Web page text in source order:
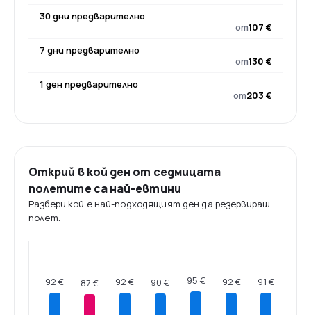
30 дни предварително
от107 €
7 дни предварително
от130 €
1 ден предварително
от203 €
Открий в кой ден от седмицата
полетите са най-евтини
Разбери кой е най-подходящият ден да резервираш
полет.
92 € 87 € 92 € 90 € 95 € 92 € 91 €